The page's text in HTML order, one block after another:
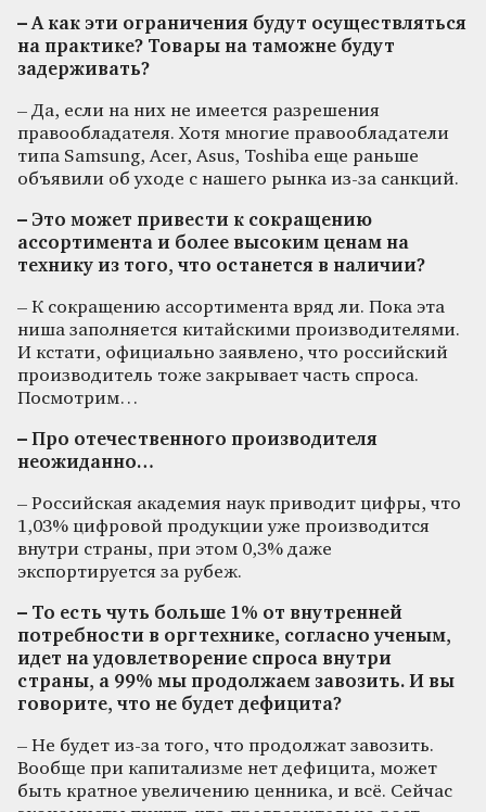
– А как эти ограничения будут осуществляться
на практике? Товары на таможне будут
задерживать?
– Да, если на них не имеется разрешения
правообладателя. Хотя многие правообладатели
типа Samsung, Аcer, Аsus, Toshiba еще раньше
объявили об уходе с нашего рынка из-за санкций.
– Это может привести к сокращению
ассортимента и более высоким ценам на
технику из того, что останется в наличии?
– К сокращению ассортимента вряд ли. Пока эта
ниша заполняется китайскими производителями.
И кстати, официально заявлено, что российский
производитель тоже закрывает часть спроса.
Посмотрим…
– Про отечественного производителя
неожиданно…
– Российская академия наук приводит цифры, что
1,03% цифровой продукции уже производится
внутри страны, при этом 0,3% даже
экспортируется за рубеж.
– То есть чуть больше 1% от внутренней
потребности в оргтехнике, согласно ученым,
идет на удовлетворение спроса внутри
страны, а 99% мы продолжаем завозить. И вы
говорите, что не будет дефицита?
– Не будет из-за того, что продолжат завозить.
Вообще при капитализме нет дефицита, может
быть кратное увеличению ценника, и всё. Сейчас